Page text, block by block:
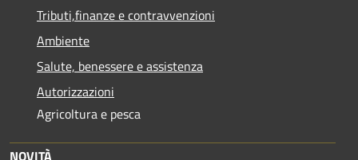
Tributi,finanze e contravvenzioni
Ambiente
Salute, benessere e assistenza
Autorizzazioni
Agricoltura e pesca
NOVITÀ